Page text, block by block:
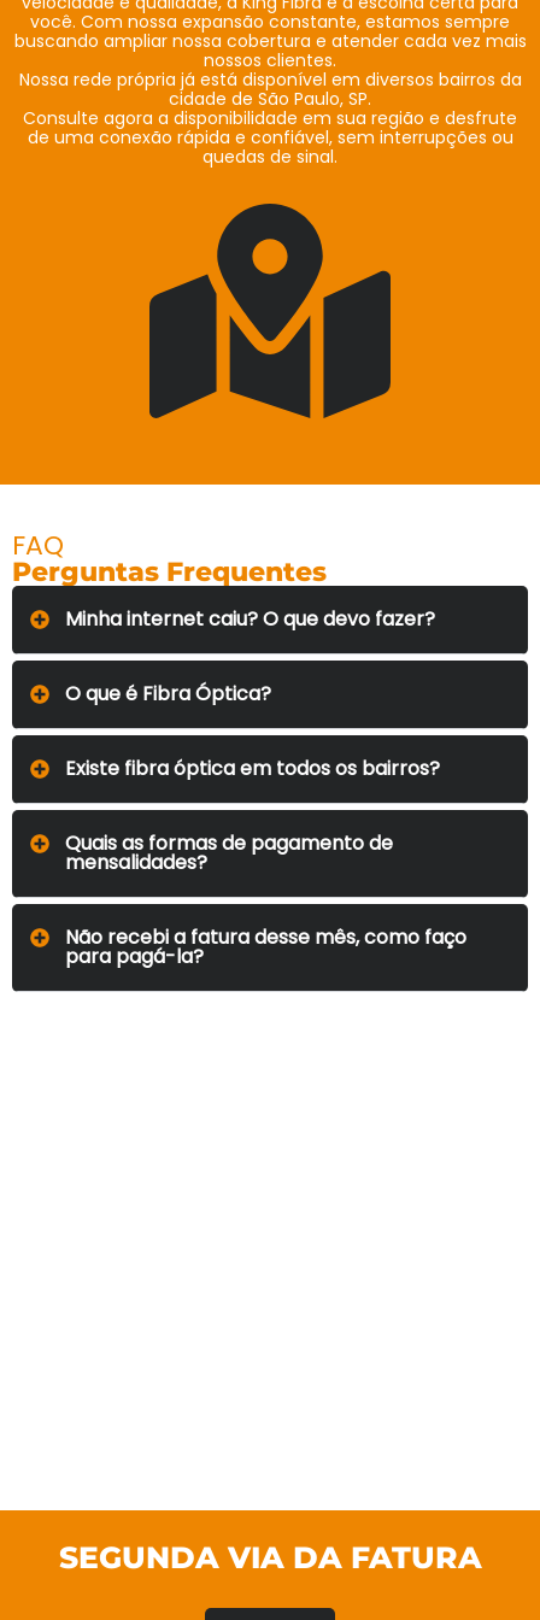
você. Com nossa expansão constante, estamos sempre
buscando ampliar nossa cobertura e atender cada vez mais
nossos clientes.
Nossa rede própria já está disponível em diversos bairros da
cidade de São Paulo, SP.
Consulte agora a disponibilidade em sua região e desfrute
de uma conexão rápida e confiável, sem interrupções ou
quedas de sinal.
FAQ
Perguntas Frequentes
Minha internet caiu? O que devo fazer?
O que é Fibra Óptica?
Existe fibra óptica em todos os bairros?
Quais as formas de pagamento de
mensalidades?
Não recebi a fatura desse mês, como faço
para pagá-la?
SEGUNDA VIA DA FATURA